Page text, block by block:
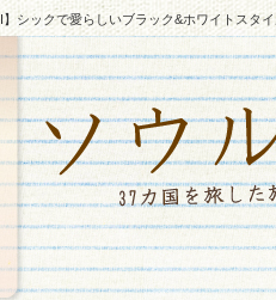
シックで愛らしいブラック&ホワイトスタ